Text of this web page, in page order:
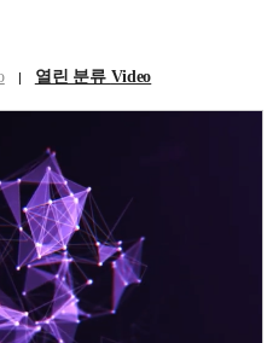
열린 분류 Video